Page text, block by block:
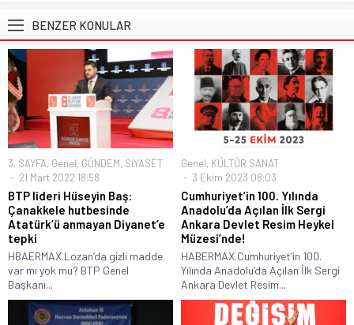
BENZER KONULAR
3. SAYFA, Genel, GÜNDEM, SİYASET
21 Mart 2022 18:58
BTP lideri Hüseyin Baş:
Çanakkele hutbesinde
Atatürk’ü anmayan Diyanet’e
tepki
HBAERMAX.Lozan’da gizli madde
var mı yok mu? BTP Genel
Başkanı...
Genel, KÜLTÜR SANAT
3 Ekim 2023 08:03
Cumhuriyet’in 100. Yılında
Anadolu’da Açılan İlk Sergi
Ankara Devlet Resim Heykel
Müzesi’nde!
HABERMAX.Cumhuriyet’in 100.
Yılında Anadolu’da Açılan İlk Sergi
Ankara Devlet Resim...